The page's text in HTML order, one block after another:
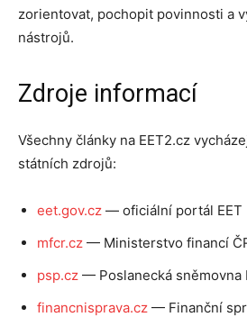
zorientovat, pochopit povinnosti a
nástrojů.
Zdroje informací
Všechny články na EET2.cz
státních zdrojů:
eet.gov.cz — oficiální portál EET
mfcr.cz — Ministerstvo financí
psp.cz — Poslanecká sněmovna
financnisprava.cz — Finanční